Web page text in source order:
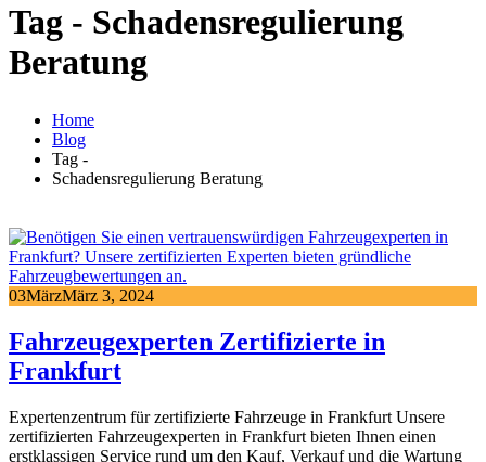
Tag - Schadensregulierung
Beratung
Home
Blog
Tag -
Schadensregulierung Beratung
03MärzMärz 3, 2024
Fahrzeugexperten Zertifizierte in
Frankfurt
Expertenzentrum für zertifizierte Fahrzeuge in Frankfurt Unsere
zertifizierten Fahrzeugexperten in Frankfurt bieten Ihnen einen
erstklassigen Service rund um den Kauf, Verkauf und die Wartung